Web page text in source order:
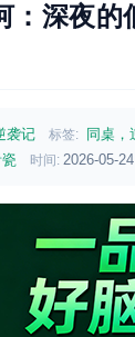
：深夜的
袭记 标签: 同桌，
时间: 2026-05-